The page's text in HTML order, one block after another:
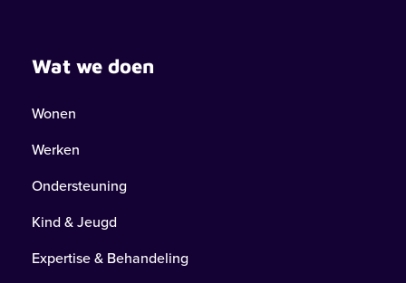
Wat we doen
Wonen
Werken
Ondersteuning
Kind & Jeugd
Expertise & Behandeling